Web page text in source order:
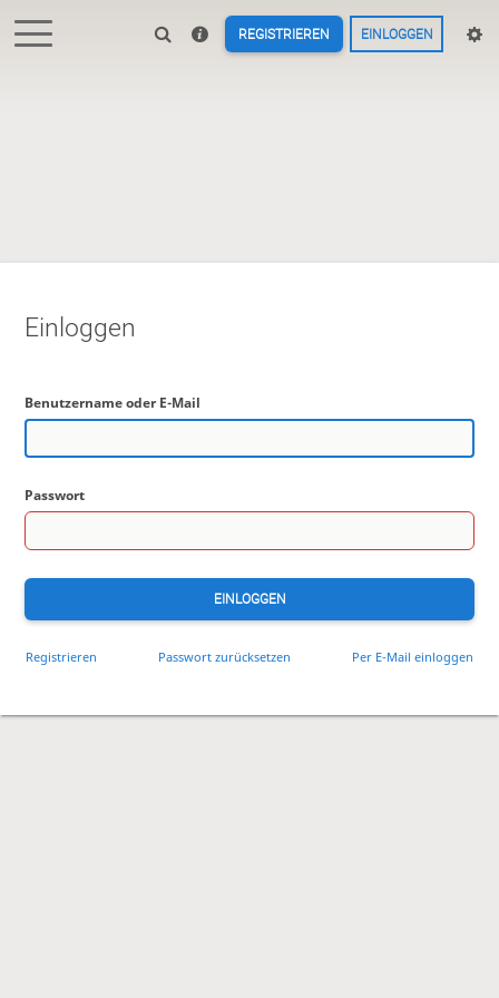
REGISTRIEREN EINLOGGEN
Einloggen
Benutzername oder E-Mail
Passwort
EINLOGGEN
Registrieren Passwort zurücksetzen Per E-Mail einloggen